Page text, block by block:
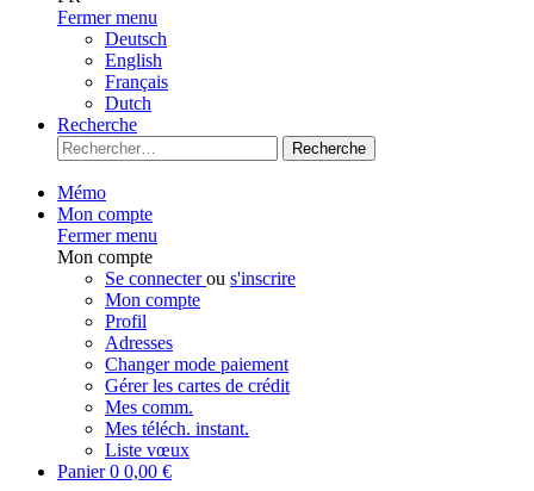
Fermer menu
Deutsch
English
Français
Dutch
Recherche
Recherche
Mémo
Mon compte
Fermer menu
Mon compte
Se connecterou s'inscrire
Mon compte
Profil
Adresses
Changer mode paiement
Gérer les cartes de crédit
Mes comm.
Mes téléch. instant.
Liste vœux
Panier0 0,00 €